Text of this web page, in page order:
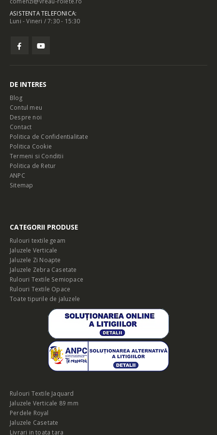
ASISTENTA TELEFONICA:
Luni - Vineri / 7:30 - 15:30
DE INTERES
Blog
Contul meu
Despre noi
Contact
Politica de Confidentialitate
Politica Cookie
Termeni si Conditii
Politica de Retur
ANPC
Sitemap
CATEGORII PRODUSE
Rulouri textile geam
Jaluzele Verticale
Jaluzele Zi Noapte
Jaluzele Zebra Casetate
Rulouri Textile Semiopace
Rulouri Textile Opace
Toate tipurile de jaluzele
Rulouri Textile Jaquard
Jaluzele Verticale 89 mm
Perdele Royal
Jaluzele Casetate
Livrari in toata tara